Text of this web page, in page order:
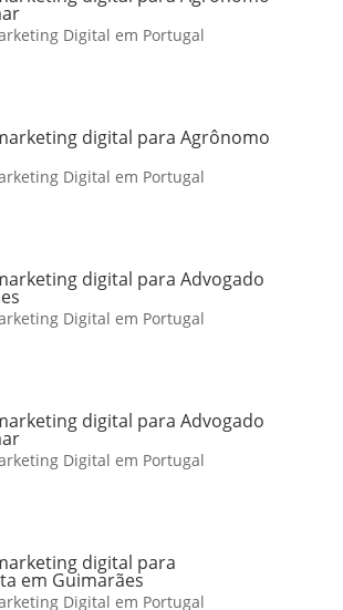
Digital em Portugal
digital para Agrônomo
Digital em Portugal
digital para Advogado
Digital em Portugal
digital para Advogado
Digital em Portugal
digital para
em Guimarães
Digital em Portugal